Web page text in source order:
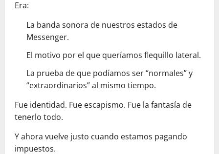
Era:
La banda sonora de nuestros estados de
Messenger.
El motivo por el que queríamos flequillo lateral.
La prueba de que podíamos ser “normales” y
“extraordinarios” al mismo tiempo.
Fue identidad. Fue escapismo. Fue la fantasía de
tenerlo todo.
Y ahora vuelve justo cuando estamos pagando
impuestos.